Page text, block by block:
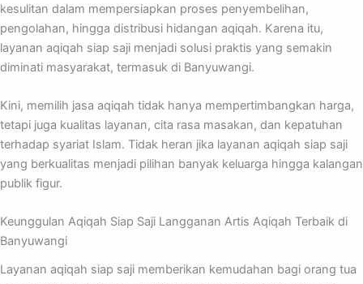
kesulitan dalam mempersiapkan proses penyembelihan,
pengolahan, hingga distribusi hidangan aqiqah. Karena itu,
layanan aqiqah siap saji menjadi solusi praktis yang semakin
diminati masyarakat, termasuk di Banyuwangi.
Kini, memilih jasa aqiqah tidak hanya mempertimbangkan harga,
tetapi juga kualitas layanan, cita rasa masakan, dan kepatuhan
terhadap syariat Islam. Tidak heran jika layanan aqiqah siap saji
yang berkualitas menjadi pilihan banyak keluarga hingga kalangan
publik figur.
Keunggulan Aqiqah Siap Saji Langganan Artis Aqiqah Terbaik di
Banyuwangi
Layanan aqiqah siap saji memberikan kemudahan bagi orang tua